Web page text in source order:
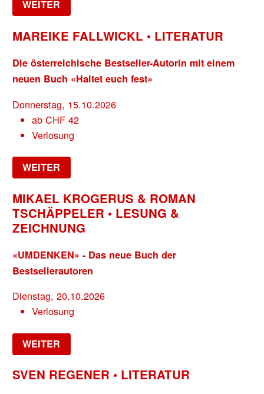
WEITER
MAREIKE FALLWICKL • LITERATUR
Die österreichische Bestseller-Autorin mit einem
neuen Buch «Haltet euch fest»
Donnerstag, 15.10.2026
ab CHF42
Verlosung
WEITER
MIKAEL KROGERUS & ROMAN
TSCHÄPPELER • LESUNG &
ZEICHNUNG
«UMDENKEN» - Das neue Buch der
Bestsellerautoren
Dienstag, 20.10.2026
Verlosung
WEITER
SVEN REGENER • LITERATUR